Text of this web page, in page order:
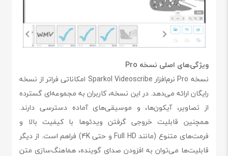
ویژگی‌های اصلی نسخه Pro
نسخه Pro نرم‌افزار Sparkol Videoscribe امکاناتی فراتر از نسخه
رایگان ارائه می‌دهد. در این نسخه، کاربران به مجموعه‌ای گسترده
از تصاویر، آیکون‌ها، و موسیقی‌های آماده دسترسی دارند.
همچنین قابلیت خروجی گرفتن ویدئوها با کیفیت بالا و
فرمت‌های متنوع (مانند Full HD و حتی 4K) فراهم است. از دیگر
قابلیت‌ها می‌توان به افزودن صدای گوینده، هماهنگ‌سازی متن